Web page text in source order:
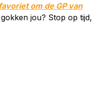
om de GP van
jou? Stop op tijd,